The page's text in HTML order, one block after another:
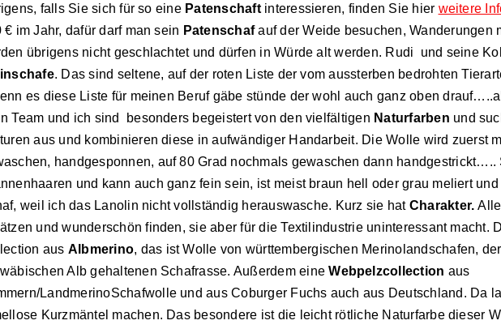
falls Sie sich für so einePatenschaft interessieren, finden Sie hier weitere
€ im Jahr, dafür darf man sein Patenschafauf der Weide besuchen, Wanderungen
übrigens nicht geschlachtet und dürfen in Würde alt werden. Rudi und seine
. Das sind seltene, auf der roten Liste der vom aussterben bedrohten
es diese Liste für meinen Beruf gäbe stünde der wohl auch ganz oben
Team und ich sind besonders begeistert von den vielfältigen Naturfarben und
aus und kombinieren diese in aufwändiger Handarbeit. Die Wolle wird zuerst
handgesponnen, auf 80 Grad nochmals gewaschen dann handgestrickt…..
und kann auch ganz fein sein, ist meist braun hell oder grau meliert
weil ich das Lanolin nicht vollständig herauswasche. Kurz sie hat Charakter.
und wunderschön finden, sie aber für die Textilindustrie uninteressant macht.
aus Albmerino, das ist Wolle von württembergischen Merinolandschafen,
Alb gehaltenen Schafrasse. Außerdem eineWebpelzcollection aus
LandmerinoSchafwolle und aus Coburger Fuchs auch aus Deutschland. Da
Kurzmäntel machen. Das besondere ist die leicht rötliche Naturfarbe dieser